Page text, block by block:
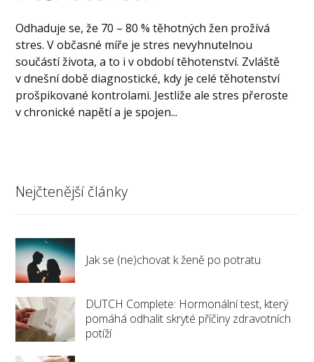
Odhaduje se, že 70 – 80 % těhotných žen prožívá
stres. V občasné míře je stres nevyhnutelnou
součástí života, a to i v období těhotenství. Zvláště
v dnešní době diagnostické, kdy je celé těhotenství
prošpikované kontrolami. Jestliže ale stres přeroste
v chronické napětí a je spojen...
Nejčtenější články
Jak se (ne)chovat k ženě po potratu
DUTCH Complete: Hormonální test, který
pomáhá odhalit skryté příčiny zdravotních
potíží